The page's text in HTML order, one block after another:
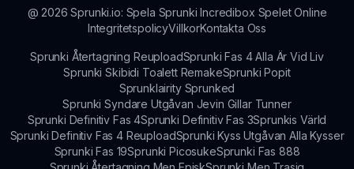
@ 2026 Sprunki.io: Spela Sprunki Incredibox Spelet Online
IntegritetspolicyVillkorKontakta Oss
Sprunki Återtagning ReuploadSprunki Fas 4 Alla Är Vid Liv
Sprunki Skibidi Toalett RemakeSprunki Popit
Sprunklairity Sprunked
Sprunki Syndare Utgåvan Jevin Gillar Tunner
Sprunki Definitiv Fas 4Sprunki Definitiv Fas 3Sprunkis Värld
Sprunki Definitiv Fas 4 ReuploadSprunki Kyss Utgåvan Alla Kysser
Sprunki Fas 19Sprunki PicosukeSprunki Fas 888